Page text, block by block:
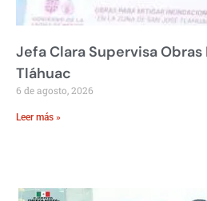
Jefa Clara Supervisa
Tláhuac
6 de agosto, 2026
Leer más »